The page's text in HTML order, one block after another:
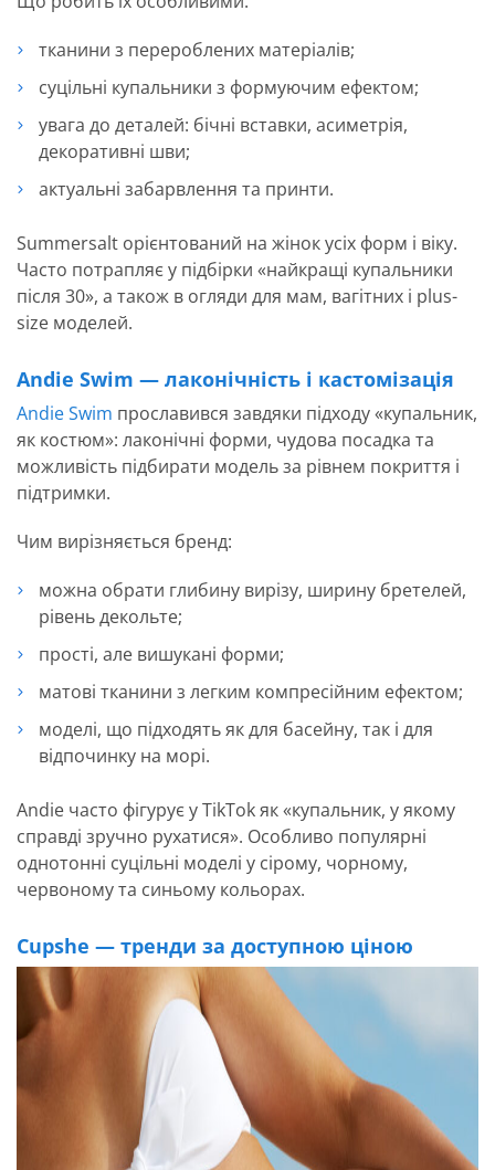
тканини з перероблених матеріалів;
суцільні купальники з формуючим ефектом;
увага до деталей: бічні вставки, асиметрія,
декоративні шви;
актуальні забарвлення та принти.
Summersalt орієнтований на жінок усіх форм і віку.
Часто потрапляє у підбірки «найкращі купальники
після 30», а також в огляди для мам, вагітних і plus-
size моделей.
Andie Swim — лаконічність і кастомізація
Andie Swim прославився завдяки підходу «купальник,
як костюм»: лаконічні форми, чудова посадка та
можливість підбирати модель за рівнем покриття і
підтримки.
Чим вирізняється бренд:
можна обрати глибину вирізу, ширину бретелей,
рівень декольте;
прості, але вишукані форми;
матові тканини з легким компресійним ефектом;
моделі, що підходять як для басейну, так і для
відпочинку на морі.
Andie часто фігурує у TikTok як «купальник, у якому
справді зручно рухатися». Особливо популярні
однотонні суцільні моделі у сірому, чорному,
червоному та синьому кольорах.
Cupshe — тренди за доступною ціною